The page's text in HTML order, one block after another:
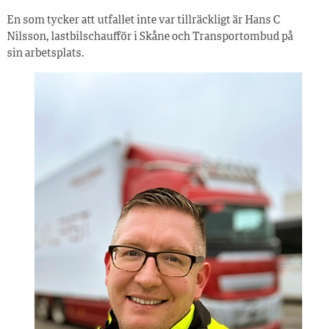
En som tycker att utfallet inte var tillräckligt är Hans C
Nilsson, lastbilschaufför i Skåne och Transportombud på
sin arbetsplats.